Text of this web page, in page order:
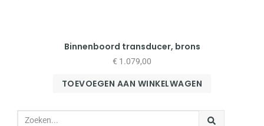
Binnenboord transducer, brons
€ 1.079,00
TOEVOEGEN AAN WINKELWAGEN